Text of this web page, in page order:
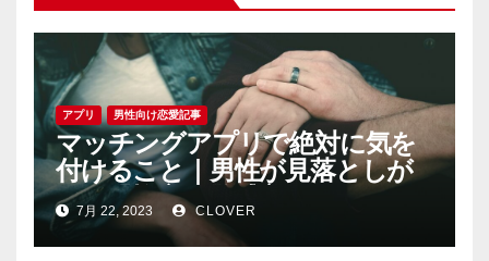
アプリ 男性向け恋愛記事
マッチングアプリで絶対に気を
付けること｜男性が見落としが
ちな恐怖心と警戒心
7月 22, 2023 CLOVER